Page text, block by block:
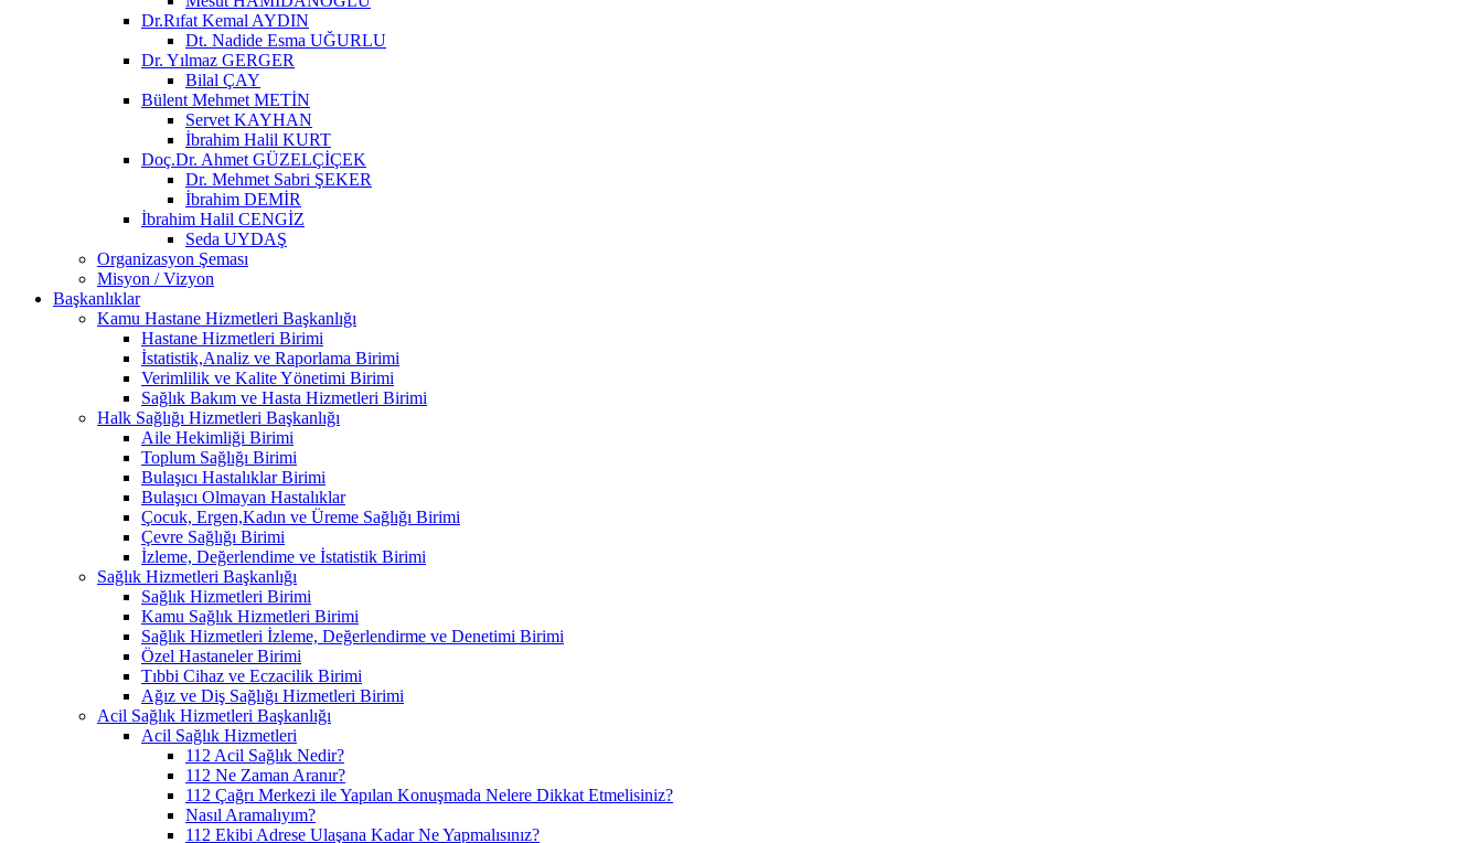
Dr.Rıfat Kemal AYDIN
Dt. Nadide Esma UĞURLU
Dr. Yılmaz GERGER
Bilal ÇAY
Bülent Mehmet METİN
Servet KAYHAN
İbrahim Halil KURT
Doç.Dr. Ahmet GÜZELÇİÇEK
Dr. Mehmet Sabri ŞEKER
İbrahim DEMİR
İbrahim Halil CENGİZ
Seda UYDAŞ
Organizasyon Şeması
Misyon / Vizyon
Başkanlıklar
Kamu Hastane Hizmetleri Başkanlığı
Hastane Hizmetleri Birimi
İstatistik,Analiz ve Raporlama Birimi
Verimlilik ve Kalite Yönetimi Birimi
Sağlık Bakım ve Hasta Hizmetleri Birimi
Halk Sağlığı Hizmetleri Başkanlığı
Aile Hekimliği Birimi
Toplum Sağlığı Birimi
Bulaşıcı Hastalıklar Birimi
Bulaşıcı Olmayan Hastalıklar
Çocuk, Ergen,Kadın ve Üreme Sağlığı Birimi
Çevre Sağlığı Birimi
İzleme, Değerlendime ve İstatistik Birimi
Sağlık Hizmetleri Başkanlığı
Sağlık Hizmetleri Birimi
Kamu Sağlık Hizmetleri Birimi
Sağlık Hizmetleri İzleme, Değerlendirme ve Denetimi Birimi
Özel Hastaneler Birimi
Tıbbi Cihaz ve Eczacilik Birimi
Ağız ve Diş Sağlığı Hizmetleri Birimi
Acil Sağlık Hizmetleri Başkanlığı
Acil Sağlık Hizmetleri
112 Acil Sağlık Nedir?
112 Ne Zaman Aranır?
112 Çağrı Merkezi ile Yapılan Konuşmada Nelere Dikkat Etmelisiniz?
Nasıl Aramalıyım?
112 Ekibi Adrese Ulaşana Kadar Ne Yapmalısınız?